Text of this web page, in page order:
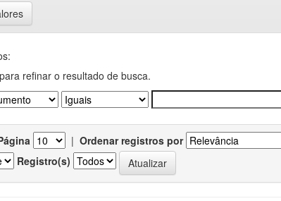
refinar o resultado de busca.
| Ordenar registros por
Registro(s)